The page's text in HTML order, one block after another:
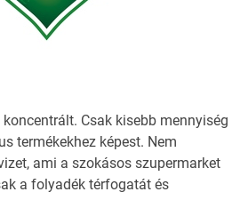
Csak kisebb mennyiség
termékekhez képest. Nem
ami a szokásos szupermarket
a folyadék térfogatát és